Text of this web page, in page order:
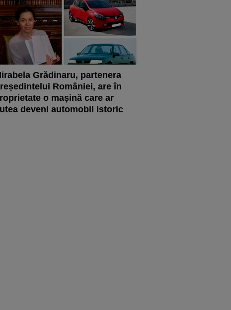
Grădinaru, partenera
României, are în
o mașină care ar
deveni automobil istoric